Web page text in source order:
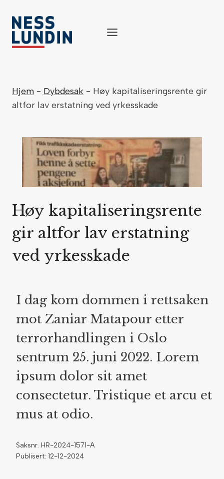
content
Hjem - Dybdesak - Høy kapitaliseringsrente gir
altfor lav erstatning ved yrkesskade
Høy kapitaliseringsrente
gir altfor lav erstatning
ved yrkesskade
I dag kom dommen i rettsaken
mot Zaniar Matapour etter
terrorhandlingen i Oslo
sentrum 25. juni 2022. Lorem
ipsum dolor sit amet
consectetur. Tristique et arcu et
mus at odio.
Saksnr. HR-2024-1571-A
Publisert: 12-12-2024